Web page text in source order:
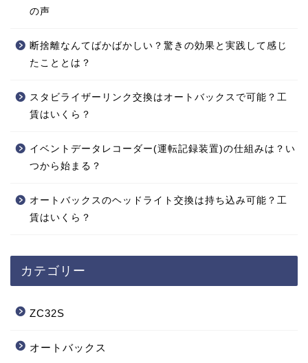
の声
断捨離なんてばかばかしい？驚きの効果と実践して感じ
たこととは？
スタビライザーリンク交換はオートバックスで可能？工
賃はいくら？
イベントデータレコーダー(運転記録装置)の仕組みは？い
つから始まる？
オートバックスのヘッドライト交換は持ち込み可能？工
賃はいくら？
カテゴリー
ZC32S
オートバックス